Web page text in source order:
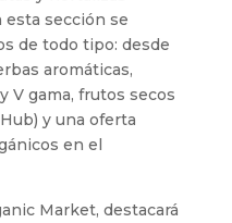
esta sección se
de todo tipo: desde
aromáticas,
V gama, frutos secos
y una oferta
en el
Market, destacará